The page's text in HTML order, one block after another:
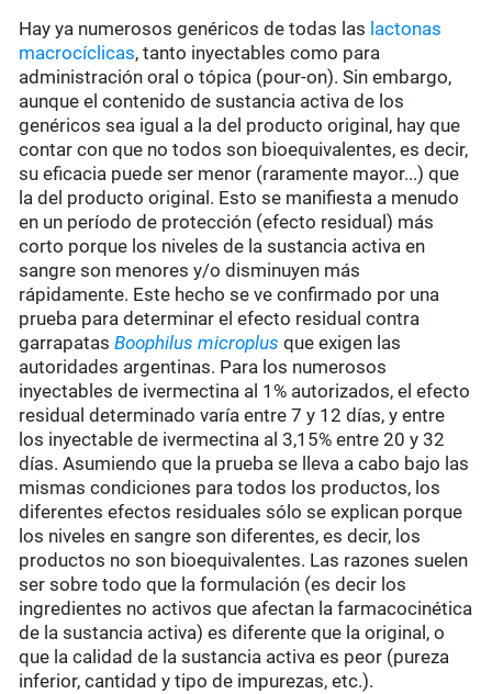
Hay ya numerosos genéricos de todas las lactonas
macrocíclicas, tanto inyectables como para
administración oral o tópica (pour-on). Sin embargo,
aunque el contenido de sustancia activa de los
genéricos sea igual a la del producto original, hay que
contar con que no todos son bioequivalentes, es decir,
su eficacia puede ser menor (raramente mayor...) que
la del producto original. Esto se manifiesta a menudo
en un período de protección (efecto residual) más
corto porque los niveles de la sustancia activa en
sangre son menores y/o disminuyen más
rápidamente. Este hecho se ve confirmado por una
prueba para determinar el efecto residual contra
garrapatasBoophilus microplus que exigen las
autoridades argentinas. Para los numerosos
inyectables de ivermectina al 1% autorizados, el efecto
residual determinado varía entre 7 y 12 días, y entre
los inyectable de ivermectina al 3,15% entre 20 y 32
días. Asumiendo que la prueba se lleva a cabo bajo las
mismas condiciones para todos los productos, los
diferentes efectos residuales sólo se explican porque
los niveles en sangre son diferentes, es decir, los
productos no son bioequivalentes. Las razones suelen
ser sobre todo que la formulación (es decir los
ingredientes no activos que afectan la farmacocinética
de la sustancia activa) es diferente que la original, o
que la calidad de la sustancia activa es peor (pureza
inferior, cantidad y tipo de impurezas, etc.).